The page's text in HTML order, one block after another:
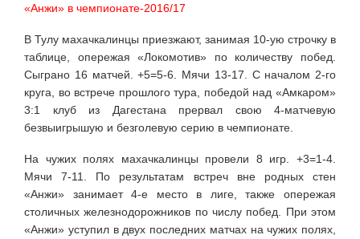
«Анжи» в чемпионате-2016/17
В Тулу махачкалинцы приезжают, занимая 10-ую строчку в
таблице, опережая «Локомотив» по количеству побед.
Сыграно 16 матчей. +5=5-6. Мячи 13-17. С началом 2-го
круга, во встрече прошлого тура, победой над «Амкаром»
3:1 клуб из Дагестана прервал свою 4-матчевую
безвыигрышую и безголевую серию в чемпионате.
На чужих полях махачкалинцы провели 8 игр. +3=1-4.
Мячи 7-11. По результатам встреч вне родных стен
«Анжи» занимает 4-е место в лиге, также опережая
столичных железнодорожников по числу побед. При этом
«Анжи» уступил в двух последних матчах на чужих полях,